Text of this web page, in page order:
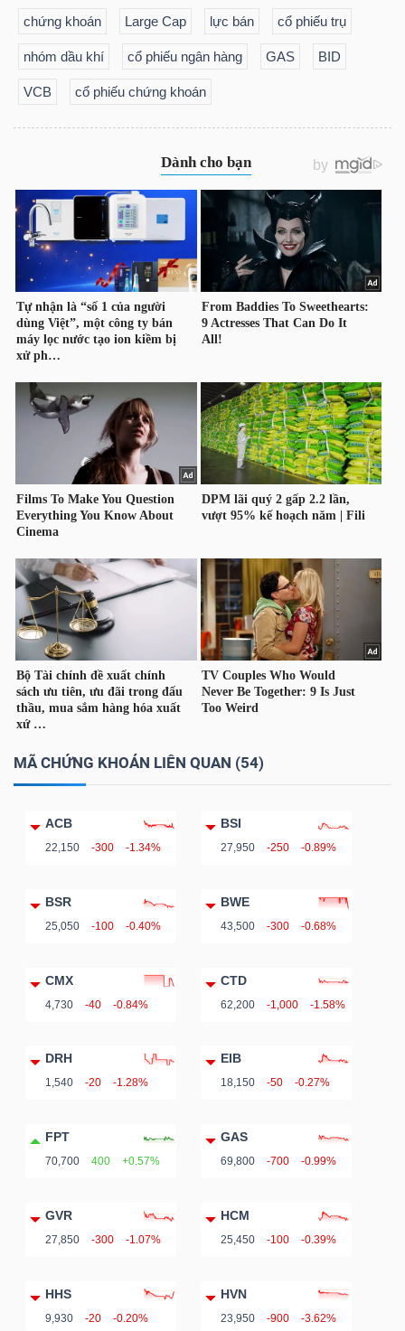
chứng khoán Large Cap lực bán cổ phiếu trụ
nhóm dầu khí cổ phiếu ngân hàng GAS BID
VCB cổ phiếu chứng khoán
MÃ CHỨNG KHOÁN LIÊN QUAN (54)
ACB
22,150 -300 -1.34%
BSI
27,950 -250 -0.89%
BSR
25,050 -100 -0.40%
BWE
43,500 -300 -0.68%
CMX
4,730 -40 -0.84%
CTD
62,200 -1,000 -1.58%
DRH
1,540 -20 -1.28%
EIB
18,150 -50 -0.27%
FPT
70,700 400 +0.57%
GAS
69,800 -700 -0.99%
GVR
27,850 -300 -1.07%
HCM
25,450 -100 -0.39%
HHS
9,930 -20 -0.20%
HVN
23,950 -900 -3.62%